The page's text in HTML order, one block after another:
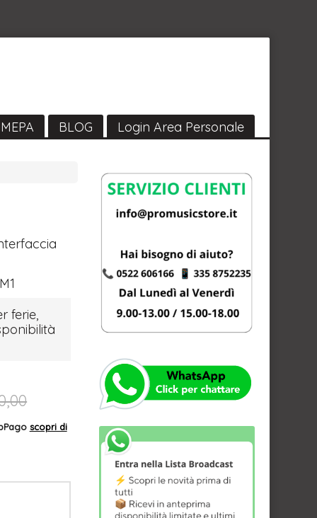
MEPA BLOG Login Area Personale
ferie,
scopri di